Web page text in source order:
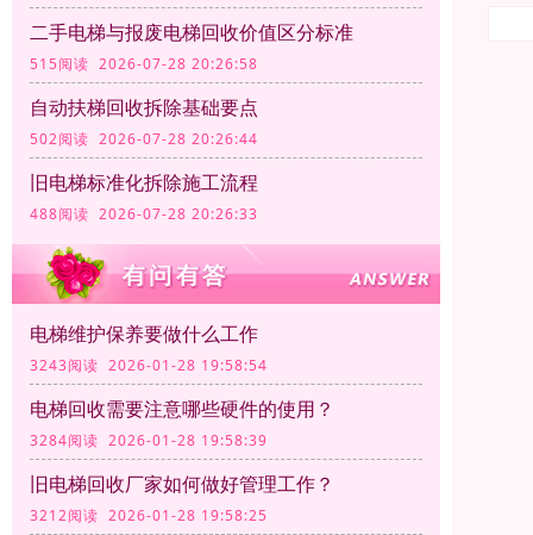
二手电梯与报废电梯回收价值区分标准
515阅读 2026-07-28 20:26:58
自动扶梯回收拆除基础要点
502阅读 2026-07-28 20:26:44
旧电梯标准化拆除施工流程
488阅读 2026-07-28 20:26:33
电梯维护保养要做什么工作
3243阅读 2026-01-28 19:58:54
电梯回收需要注意哪些硬件的使用？
3284阅读 2026-01-28 19:58:39
旧电梯回收厂家如何做好管理工作？
3212阅读 2026-01-28 19:58:25